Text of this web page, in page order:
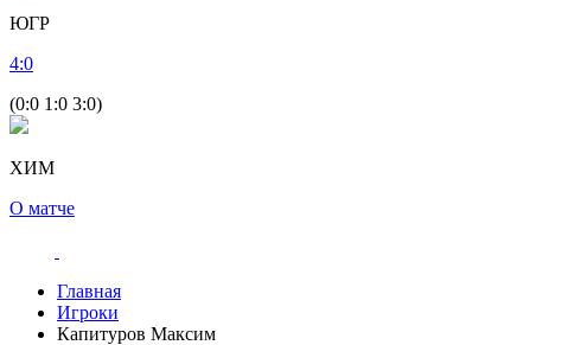
ЮГР
4:0
(0:0 1:0 3:0)
ХИМ
О матче
Главная
Игроки
Капитуров Максим